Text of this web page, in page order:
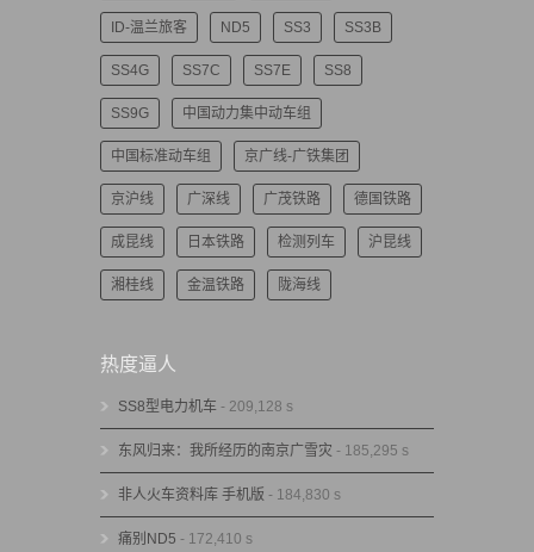
ID-温兰旅客 ND5 SS3 SS3B
SS4G SS7C SS7E SS8
SS9G 中国动力集中动车组
中国标准动车组 京广线-广铁集团
京沪线 广深线 广茂铁路 德国铁路
成昆线 日本铁路 检测列车 沪昆线
湘桂线 金温铁路 陇海线
热度逼人
SS8型电力机车 - 209,128 s
东风归来：我所经历的南京广雪灾 - 185,295 s
非人火车资料库 手机版 - 184,830 s
痛别ND5 - 172,410 s